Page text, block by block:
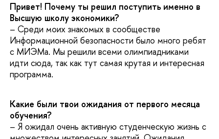
Привет! Почему ты решил поступить именно в
Высшую школу экономики?
– Среди моих знакомых в сообществе
Информационной безопасности было много ребят
с МИЭМа. Мы решили всеми олимпиадниками
идти сюда, так как тут самая крутая и интересная
программа.
Какие были твои ожидания от первого месяца
обучения?
– Я ожидал очень активную студенческую жизнь с